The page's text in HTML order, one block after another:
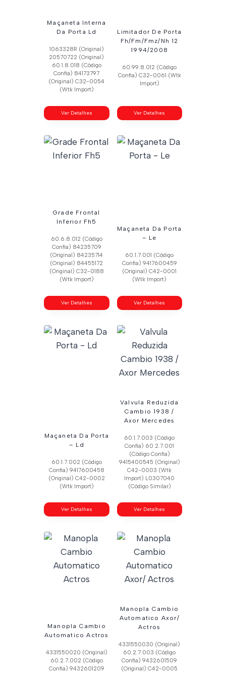
Maçaneta Interna
Da Porta Ld
1063328R (Original)
20570722 (Original)
60.1.8.018 (Código
Confia) 84173797
(Original) C32-0054
(Wtk Import)
Ver Detalhes
Limitador De Porta
Fh/Fm/Fmz/Nh 12
1994/2008
60.99.8.012 (Código
Confia) C32-0061 (Wtk
Import)
Ver Detalhes
Grade Frontal
Inferior Fh5
60.6.8.012 (Código
Confia) 84235709
(Original) 84235714
(Original) 84455172
(Original) C32-0188
(Wtk Import)
Ver Detalhes
Maçaneta Da Porta
– Le
60.1.7.001 (Código
Confia) 9417600459
(Original) C42-0001
(Wtk Import)
Ver Detalhes
Maçaneta Da Porta
– Ld
60.1.7.002 (Código
Confia) 9417600458
(Original) C42-0002
(Wtk Import)
Ver Detalhes
Valvula Reduzida
Cambio 1938 /
Axor Mercedes
60.1.7.003 (Código
Confia) 60.2.7.001
(Código Confia)
9415400545 (Original)
C42-0003 (Wtk
Import) L0307040
(Código Similar)
Ver Detalhes
Manopla Cambio
Automatico Actros
4331550020 (Original)
60.2.7.002 (Código
Confia) 9432601209
Manopla Cambio
Automatico Axor/
Actros
4331550030 (Original)
60.2.7.003 (Código
Confia) 9432601509
(Original) C42-0005